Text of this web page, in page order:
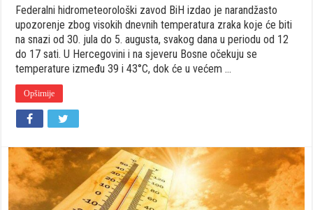
šest
dana
izuzetno
toplo:
Federalni hidrometeorološki zavod BiH izdao je narandžasto
upozorenje zbog visokih dnevnih temperatura zraka koje će biti
na snazi od 30. jula do 5. augusta, svakog dana u periodu od 12
do 17 sati. U Hercegovini i na sjeveru Bosne očekuju se
temperature između 39 i 43°C, dok će u većem …
Opširnije